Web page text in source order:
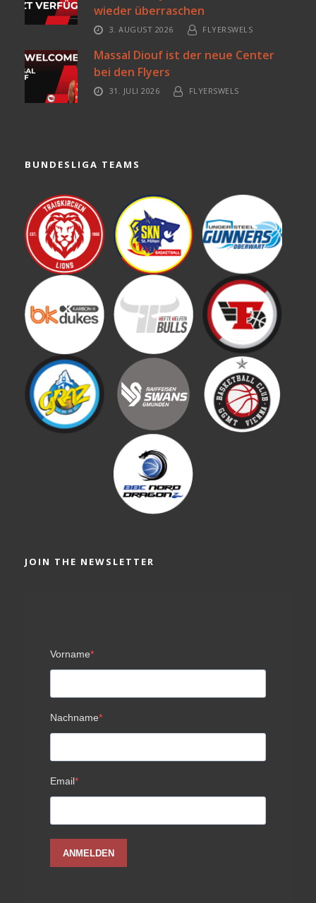
wieder überraschen
3. AUGUST 2026 FLYERSWELS
Massal Diouf ist der neue Center
bei den Flyers
31. JULI 2026 FLYERSWELS
BUNDESLIGA TEAMS
JOIN THE NEWSLETTER